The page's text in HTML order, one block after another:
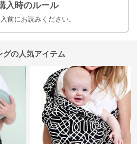
入時のルール
前にお読みください。
グの人気アイテム